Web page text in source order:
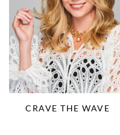
CRAVE THE WAVE